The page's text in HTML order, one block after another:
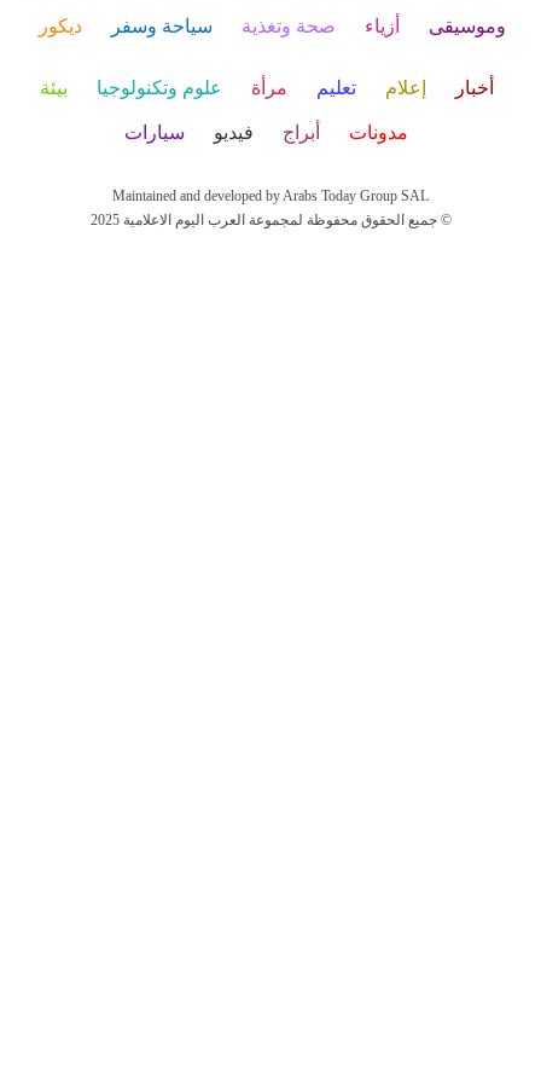
وموسيقى أزياء صحة وتغذية سياحة وسفر ديكور
أخبار إعلام تعليم مرأة علوم وتكنولوجيا بيئة
مدونات أبراج فيديو سيارات
Maintained and developed by Arabs Today Group SAL
جميع الحقوق محفوظة لمجموعة العرب اليوم الاعلامية 2025 ©